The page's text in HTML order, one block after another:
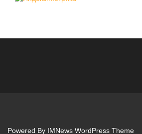
Powered By IMNews WordPress Theme